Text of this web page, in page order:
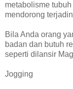
metabolisme
mendorong
Bila Anda orang
badan dan butuh
seperti dilansir
Jogging